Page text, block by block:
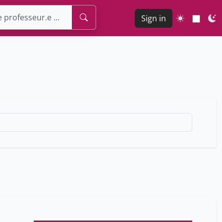
Sign in